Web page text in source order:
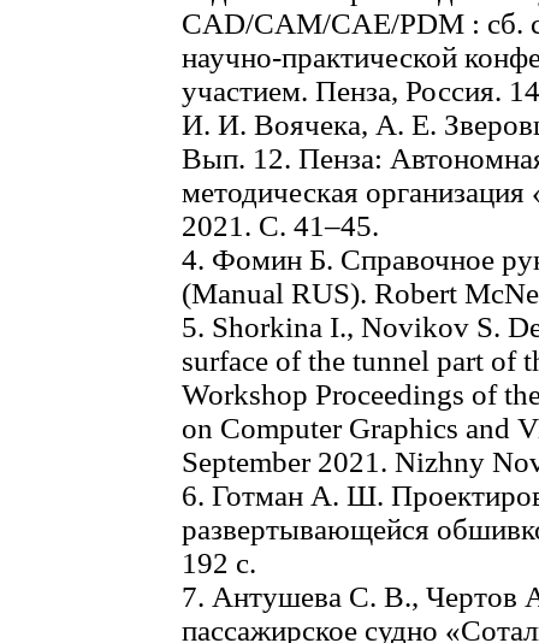
CAD/CAM/CAE/PDM : сб.
научно-практической
участием. Пенза, Россия.
И. И. Воячека, А. Е.
Вып. 12. Пенза:
методическая
2021. С. 41–45.
4. Фомин Б. Справочное
(Manual RUS). Robert
5. Shorkina I., Novikov S.
surface of the tunnel part of
Workshop Proceedings of
on Computer Graphics and
September 2021. Nizhny
6. Готман А. Ш.
развертывающейся
192 с.
7. Антушева С. В., Чертов
пассажирское судно